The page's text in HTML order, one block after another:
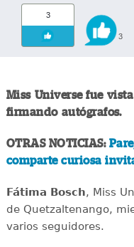
3
3
Miss Universe fue
firmando autógrafos.
OTRAS NOTICIAS:
comparte curiosa
Fátima Bosch, Miss
de Quetzaltenango,
varios seguidores.